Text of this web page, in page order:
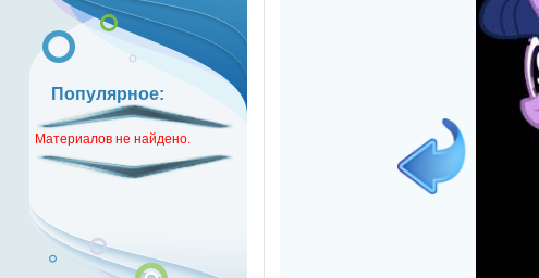
Популярное:
Материалов не найдено.